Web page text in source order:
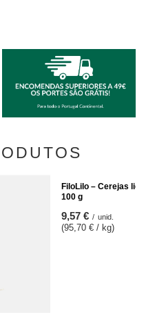
FiloLilo – Cerejas
100 g
9,57 € / unid.
(95,70 € / kg)